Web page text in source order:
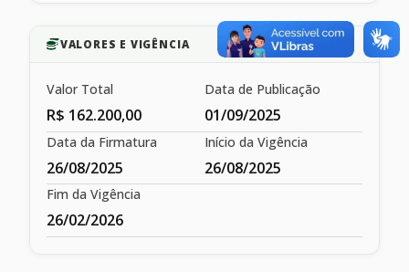
VALORES E VIGÊNCIA
Valor Total
R$ 162.200,00
Data de Publicação
01/09/2025
Data da Firmatura
26/08/2025
Início da Vigência
26/08/2025
Fim da Vigência
26/02/2026